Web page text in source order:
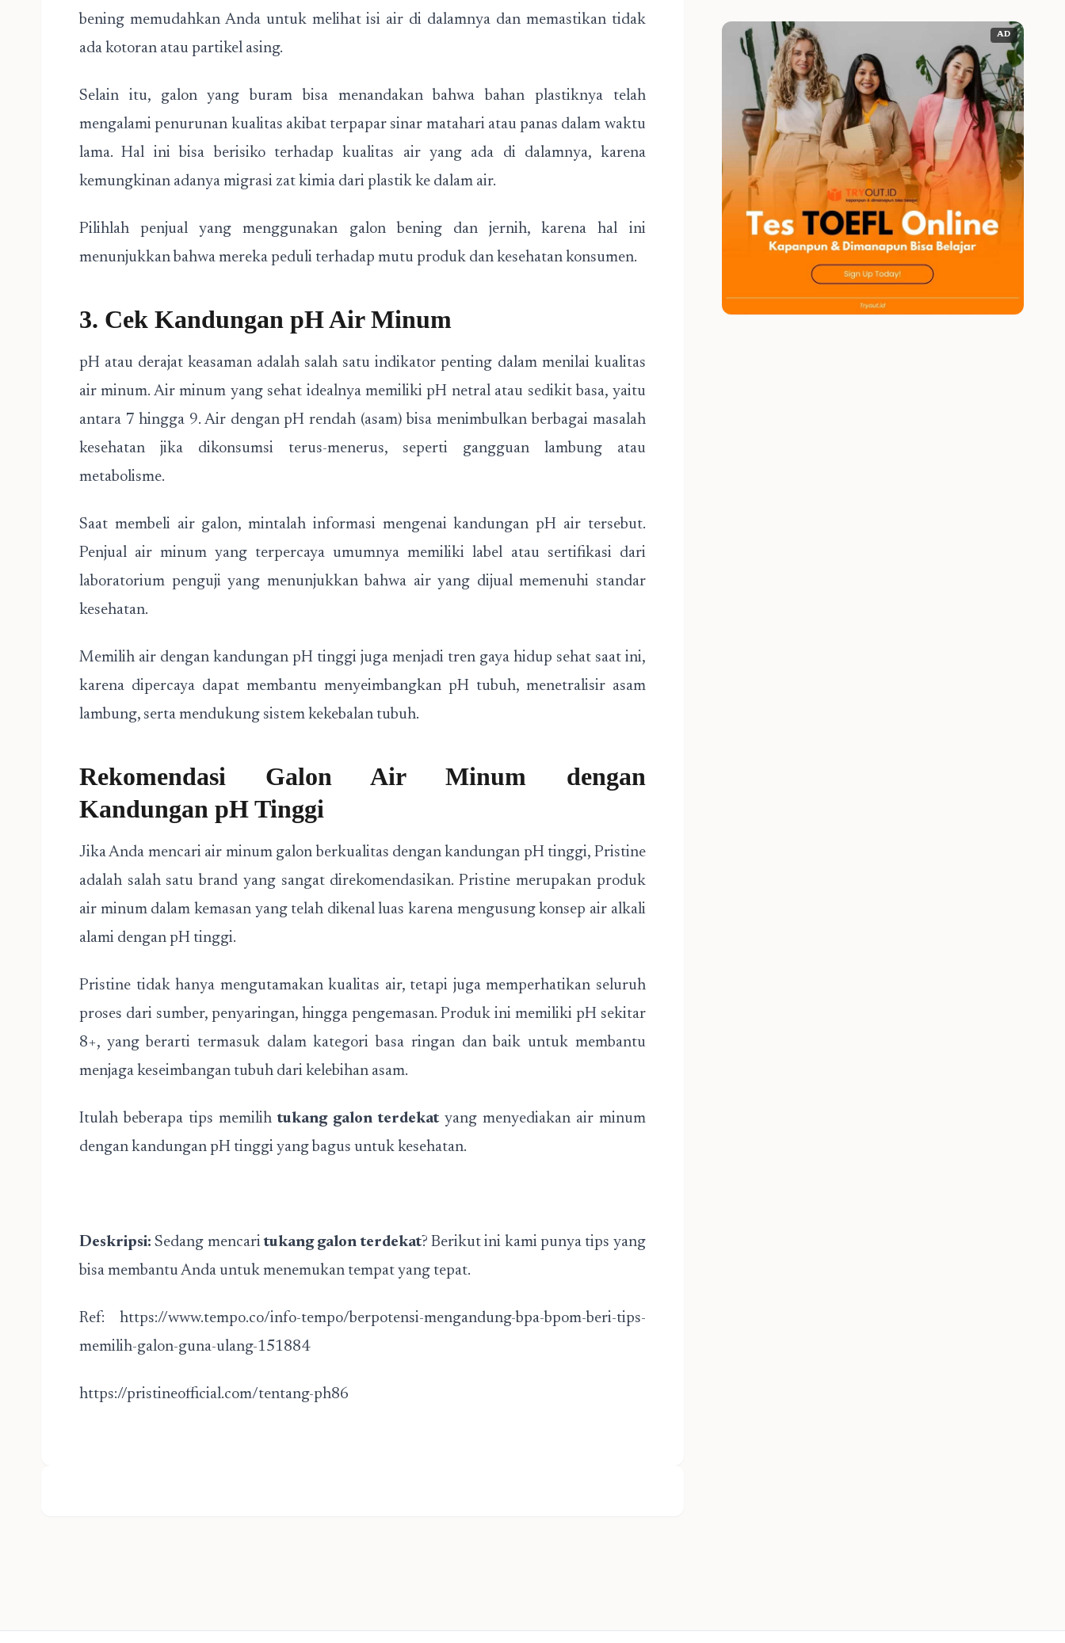
bening memudahkan Anda untuk melihat isi air di dalamnya dan memastikan tidak
ada kotoran atau partikel asing.
Selain itu, galon yang buram bisa menandakan bahwa bahan plastiknya telah
mengalami penurunan kualitas akibat terpapar sinar matahari atau panas dalam waktu
lama. Hal ini bisa berisiko terhadap kualitas air yang ada di dalamnya, karena
kemungkinan adanya migrasi zat kimia dari plastik ke dalam air.
Pilihlah penjual yang menggunakan galon bening dan jernih, karena hal ini
menunjukkan bahwa mereka peduli terhadap mutu produk dan kesehatan konsumen.
3. Cek Kandungan pH Air Minum
pH atau derajat keasaman adalah salah satu indikator penting dalam menilai kualitas
air minum. Air minum yang sehat idealnya memiliki pH netral atau sedikit basa, yaitu
antara 7 hingga 9. Air dengan pH rendah (asam) bisa menimbulkan berbagai masalah
kesehatan jika dikonsumsi terus-menerus, seperti gangguan lambung atau
metabolisme.
Saat membeli air galon, mintalah informasi mengenai kandungan pH air tersebut.
Penjual air minum yang terpercaya umumnya memiliki label atau sertifikasi dari
laboratorium penguji yang menunjukkan bahwa air yang dijual memenuhi standar
kesehatan.
Memilih air dengan kandungan pH tinggi juga menjadi tren gaya hidup sehat saat ini,
karena dipercaya dapat membantu menyeimbangkan pH tubuh, menetralisir asam
lambung, serta mendukung sistem kekebalan tubuh.
Rekomendasi Galon Air Minum dengan
Kandungan pH Tinggi
Jika Anda mencari air minum galon berkualitas dengan kandungan pH tinggi, Pristine
adalah salah satu brand yang sangat direkomendasikan. Pristine merupakan produk
air minum dalam kemasan yang telah dikenal luas karena mengusung konsep air alkali
alami dengan pH tinggi.
Pristine tidak hanya mengutamakan kualitas air, tetapi juga memperhatikan seluruh
proses dari sumber, penyaringan, hingga pengemasan. Produk ini memiliki pH sekitar
8+, yang berarti termasuk dalam kategori basa ringan dan baik untuk membantu
menjaga keseimbangan tubuh dari kelebihan asam.
Itulah beberapa tips memilihtukang galon terdekat yang menyediakan air minum
dengan kandungan pH tinggi yang bagus untuk kesehatan.
Deskripsi:Sedang mencaritukang galon terdekat? Berikut ini kami punya tips yang
bisa membantu Anda untuk menemukan tempat yang tepat.
Ref: https://www.tempo.co/info-tempo/berpotensi-mengandung-bpa-bpom-beri-tips-
memilih-galon-guna-ulang-151884
https://pristineofficial.com/tentang-ph86
AD